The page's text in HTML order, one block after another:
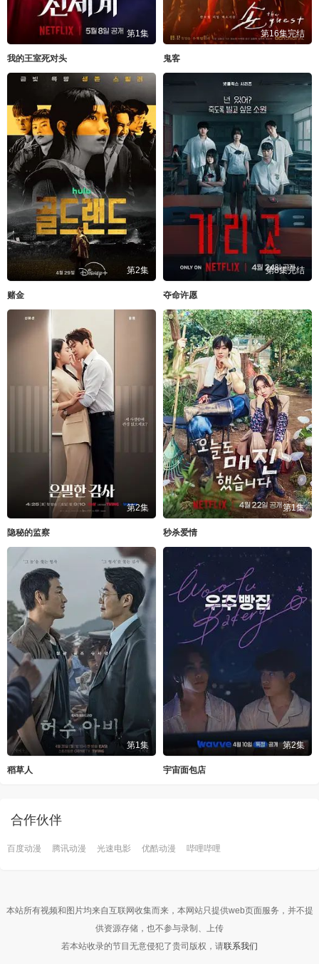
第1集
我的王室死对头
第16集完结
鬼客
第2集
赌金
第8集完结
夺命许愿
第2集
隐秘的监察
第1集
秒杀爱情
第1集
稻草人
第2集
宇宙面包店
合作伙伴
百度动漫 腾讯动漫 光速电影 优酷动漫 哔哩哔哩
本站所有视频和图片均来自互联网收集而来，本网站只提供web页面服务，并不提
供资源存储，也不参与录制、上传
若本站收录的节目无意侵犯了贵司版权，请联系我们